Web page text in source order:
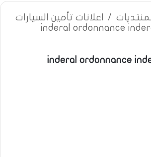
/
اعلانات تأمين السيارات
inderal ordonnance
inderal ordonnance